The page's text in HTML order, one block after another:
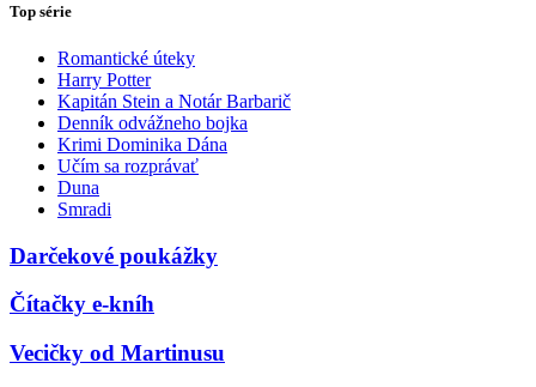
Top série
Romantické úteky
Harry Potter
Kapitán Stein a Notár Barbarič
Denník odvážneho bojka
Krimi Dominika Dána
Učím sa rozprávať
Duna
Smradi
Darčekové poukážky
Čítačky e-kníh
Vecičky od Martinusu